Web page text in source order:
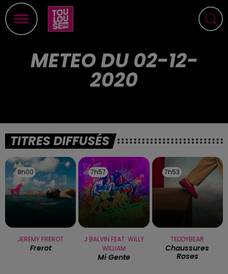
METEO DU 02-12-
2020
TITRES DIFFUSÉS
8h00
8h00
JEREMY FREROT
Frerot
7h57
7h57
J BALVIN FEAT. WILLY
WILLIAM
Mi Gente
7h53
7h53
TEDDYBEAR
Chaussures
Roses